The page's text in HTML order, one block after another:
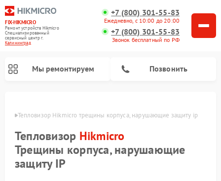
FIX-HIKMICRO
Ремонт устройств Hikmicro
Специализированный
cервисный центр г.
Калининград
+7 (800) 301-55-83
Ежедневно, с 10:00 до 20:00
+7 (800) 301-55-83
Звонок бесплатный по РФ
Мы ремонтируем Позвонить
Тепловизор Hikmicro трещины корпуса, нарушающие защиту ip
Тепловизор Hikmicro
Трещины корпуса, нарушающие
защиту IP